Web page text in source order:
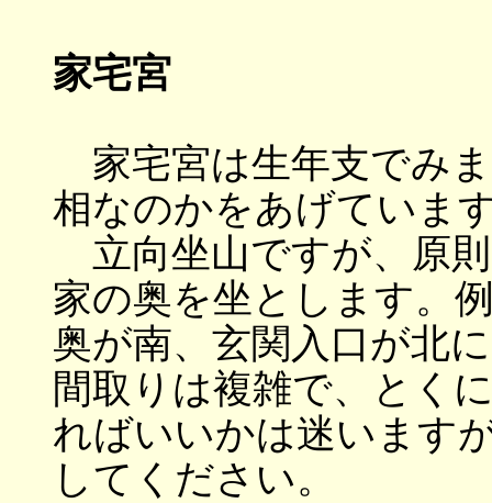
家宅宮
家宅宮は生年支でみ
相なのかをあげていま
立向坐山ですが、原
家の奥を坐とします。
奥が南、玄関入口が北
間取りは複雑で、とく
ればいいかは迷います
してください。